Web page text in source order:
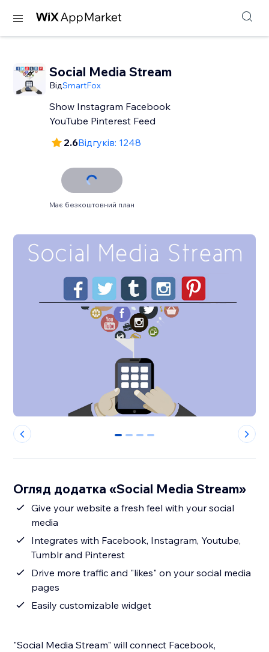
Social Media Stream
ВідSmartFox
Show Instagram Facebook
YouTube Pinterest Feed
2.6Відгуків: 1248
Має безкоштовний план
0 1 2 3
Огляд додатка «Social Media Stream»
Give your website a fresh feel with your social
media
Integrates with Facebook, Instagram, Youtube,
Tumblr and Pinterest
Drive more traffic and "likes" on your social media
pages
Easily customizable widget
"Social Media Stream" will connect Facebook,